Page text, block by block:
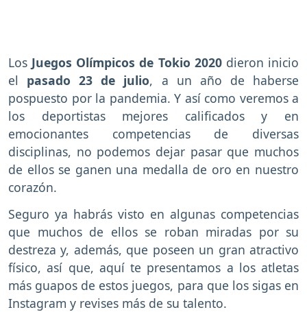
Los Juegos Olímpicos de Tokio 2020dieron inicio
el pasado 23 de julio, a un año de haberse
pospuesto por la pandemia. Y así como veremos a
los deportistas mejores calificados y en
emocionantes competencias de diversas
disciplinas, no podemos dejar pasar que muchos
de ellos se ganen una medalla de oro en nuestro
corazón.
Seguro ya habrás visto en algunas competencias
que muchos de ellos se roban miradas por su
destreza y, además, que poseen un gran atractivo
físico, así que, aquí te presentamos a los atletas
más guapos de estos juegos, para que los sigas en
Instagram y revises más de su talento.